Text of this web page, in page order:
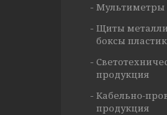
Мультиметры
Щиты
боксы
продукция
Кабельно-
продукция